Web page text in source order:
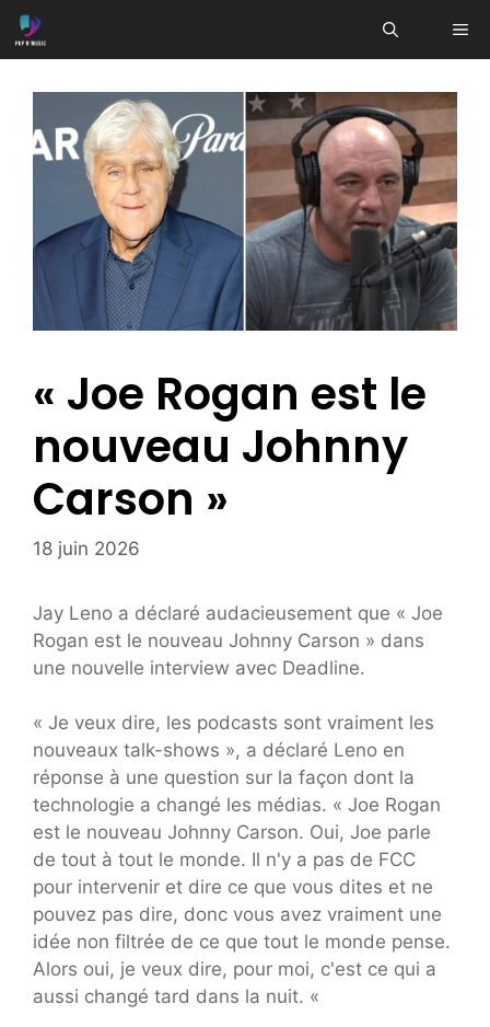
Aller
au
« Joe Rogan est le
nouveau Johnny
Carson »
18 juin 2026
Jay Leno a déclaré audacieusement que « Joe
Rogan est le nouveau Johnny Carson » dans
une nouvelle interview avec Deadline.
« Je veux dire, les podcasts sont vraiment les
nouveaux talk-shows », a déclaré Leno en
réponse à une question sur la façon dont la
technologie a changé les médias. « Joe Rogan
est le nouveau Johnny Carson. Oui, Joe parle
de tout à tout le monde. Il n'y a pas de FCC
pour intervenir et dire ce que vous dites et ne
pouvez pas dire, donc vous avez vraiment une
idée non filtrée de ce que tout le monde pense.
Alors oui, je veux dire, pour moi, c'est ce qui a
aussi changé tard dans la nuit. «